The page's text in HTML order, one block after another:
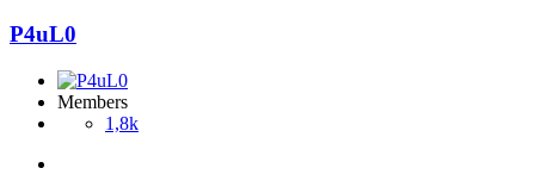
P4uL0
Members
1,8k